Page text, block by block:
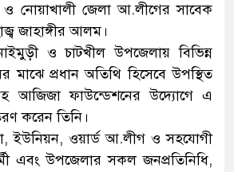
ও নোয়াখালী জেলা আ.লীগের সাবেক
জাহাঙ্গীর আলম।
ও চাটখীল উপজেলায় বিভিন্ন
মাঝে প্রধান অতিথি হিসেবে উপস্থিত
আজিজা ফাউন্ডেশনের উদ্যোগে এ
করেন তিনি।
ইউনিয়ন, ওয়ার্ড আ.লীগ ও সহযোগী
এবং উপজেলার সকল জনপ্রতিনিধি,